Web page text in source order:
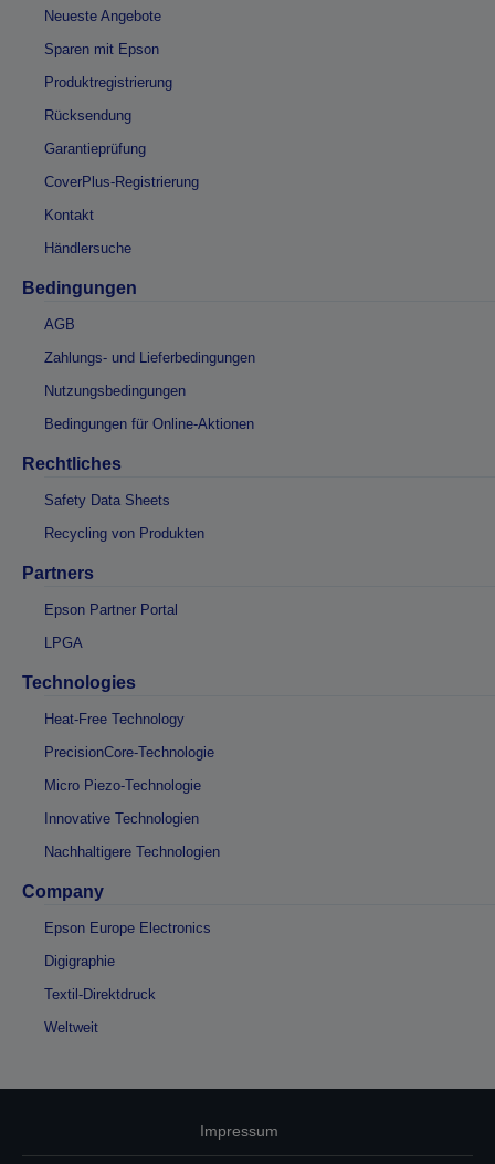
Neueste Angebote
Sparen mit Epson
Produktregistrierung
Rücksendung
Garantieprüfung
CoverPlus-Registrierung
Kontakt
Händlersuche
Bedingungen
AGB
Zahlungs- und Lieferbedingungen
Nutzungsbedingungen
Bedingungen für Online-Aktionen
Rechtliches
Safety Data Sheets
Recycling von Produkten
Partners
Epson Partner Portal
LPGA
Technologies
Heat-Free Technology
PrecisionCore-Technologie
Micro Piezo-Technologie
Innovative Technologien
Nachhaltigere Technologien
Company
Epson Europe Electronics
Digigraphie
Textil-Direktdruck
Weltweit
Impressum